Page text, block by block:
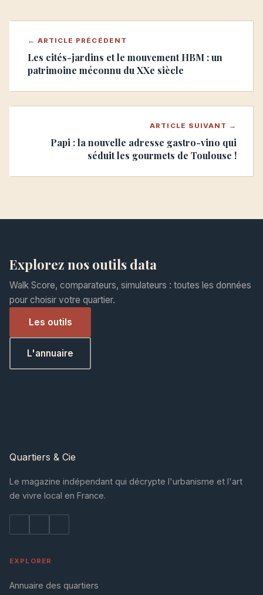
← ARTICLE PRÉCÉDENT
Les cités-jardins et le mouvement HBM : un
patrimoine méconnu du XXe siècle
ARTICLE SUIVANT →
Papi : la nouvelle adresse gastro-vino qui
séduit les gourmets de Toulouse !
Explorez nos outils data
Walk Score, comparateurs, simulateurs : toutes les données
pour choisir votre quartier.
Les outils
L'annuaire
Quartiers & Cie
Le magazine indépendant qui décrypte l'urbanisme et l'art
de vivre local en France.
EXPLORER
Annuaire des quartiers